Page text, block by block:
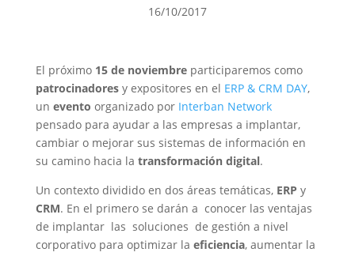
16/10/2017
El próximo 15 de noviembreparticiparemos como
patrocinadoresy expositores en el ERP & CRM DAY,
un evento organizado por Interban Network
pensado para ayudar a las empresas a implantar,
cambiar o mejorar sus sistemas de información en
su camino hacia la transformación digital.
Un contexto dividido en dos áreas temáticas, ERP y
CRM. En el primero se darán a conocer las ventajas
de implantar las soluciones de gestión a nivel
corporativo para optimizar la eficiencia, aumentar la